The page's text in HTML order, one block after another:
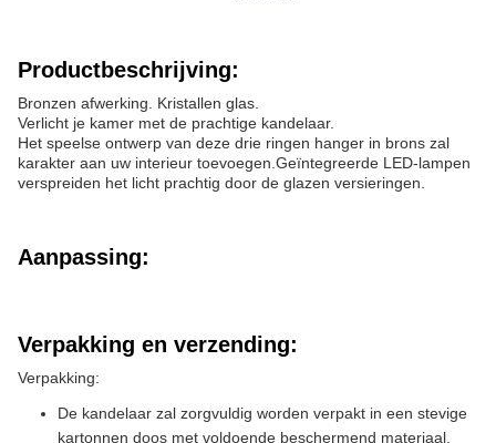
Productbeschrijving:
Bronzen afwerking. Kristallen glas.
Verlicht je kamer met de prachtige kandelaar.
Het speelse ontwerp van deze drie ringen hanger in brons zal
karakter aan uw interieur toevoegen.Geïntegreerde LED-lampen
verspreiden het licht prachtig door de glazen versieringen.
Aanpassing:
Verpakking en verzending:
Verpakking:
De kandelaar zal zorgvuldig worden verpakt in een stevige
kartonnen doos met voldoende beschermend materiaal.